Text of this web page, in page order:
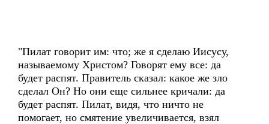
"Пилат говорит им: что; же я сделаю Иисусу,
называемому Христом? Говорят ему все: да
будет распят. Правитель сказал: какое же зло
сделал Он? Но они еще сильнее кричали: да
будет распят. Пилат, видя, что ничто не
помогает, но смятение увеличивается, взял